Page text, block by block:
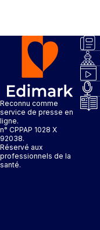
Reconnu comme
service de presse en
ligne.
n° CPPAP 1028 X
92038.
Réservé aux
professionnels de la
santé.